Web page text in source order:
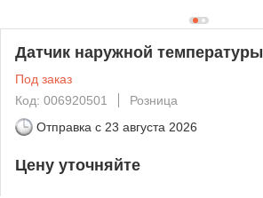
Датчик наружной температуры
Под заказ
Код: 006920501
Розница
Отправка с 23 августа 2026
Цену уточняйте